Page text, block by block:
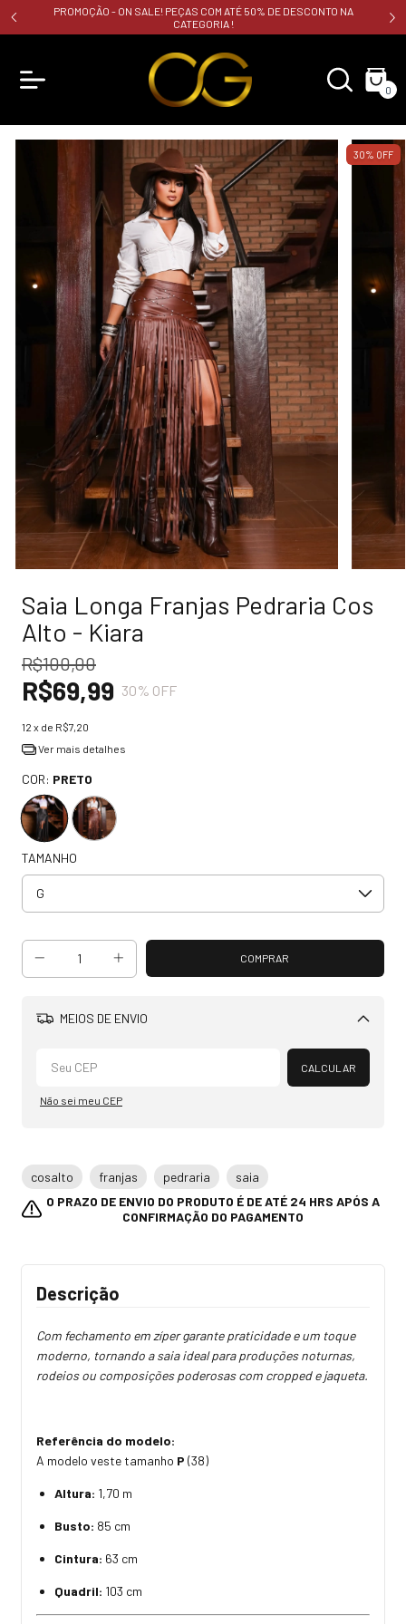
PROMOÇÃO - ON SALE! PEÇAS COM ATÉ 50% DE DESCONTO NA
CATEGORIA !
0
30% OFF
Saia Longa Franjas Pedraria Cos
Alto - Kiara
R$100,00
R$69,99 30% OFF
12 x de R$7,20
Ver mais detalhes
COR: PRETO
TAMANHO
MEIOS DE ENVIO
Alterar CEP
CALCULAR
Não sei meu CEP
cosalto franjas pedraria
saia
O PRAZO DE ENVIO DO PRODUTO É DE ATÉ 24 HRS APÓS A
CONFIRMAÇÃO DO PAGAMENTO
Descrição
Com fechamento em zíper garante praticidade e um toque
moderno, tornando a saia ideal para produções noturnas,
rodeios ou composições poderosas com cropped e jaqueta.
Referência do modelo:
A modelo veste tamanho P (38)
Altura: 1,70 m
Busto: 85 cm
Cintura: 63 cm
Quadril: 103 cm